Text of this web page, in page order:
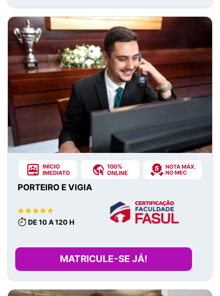
PORTEIRO E VIGIA
DE 10 A 120 H
MATRICULE-SE JÁ!